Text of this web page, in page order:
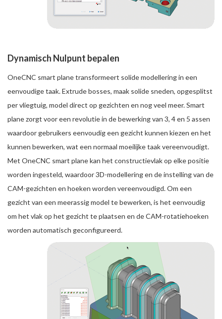
Dynamisch Nulpunt bepalen
OneCNC smart plane transformeert solide modellering in een
eenvoudige taak. Extrude bosses, maak solide sneden, opgesplitst
per vliegtuig, model direct op gezichten en nog veel meer. Smart
plane zorgt voor een revolutie in de bewerking van 3, 4 en 5 assen
waardoor gebruikers eenvoudig een gezicht kunnen kiezen en het
kunnen bewerken, wat een normaal moeilijke taak vereenvoudigt.
Met OneCNC smart plane kan het constructievlak op elke positie
worden ingesteld, waardoor 3D-modellering en de instelling van de
CAM-gezichten en hoeken worden vereenvoudigd. Om een
gezicht van een meerassig model te bewerken, is het eenvoudig
om het vlak op het gezicht te plaatsen en de CAM-rotatiehoeken
worden automatisch geconfigureerd.